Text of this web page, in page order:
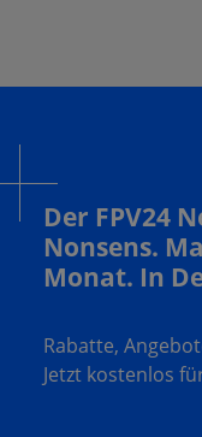
Der FPV24
Nonsens.
Monat. In
Rabatte,
Jetzt kostenlos